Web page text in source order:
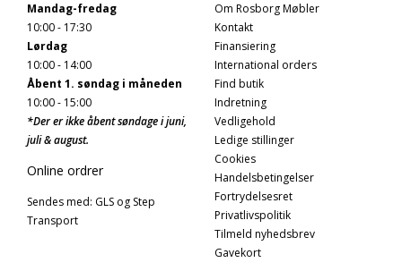
Mandag-fredag
10:00 - 17:30
Lørdag
10:00 - 14:00
Åbent 1. søndag i måneden
10:00 - 15:00
*Der er ikke åbent søndage i juni,
juli & august.
Online ordrer
Sendes med: GLS og Step
Transport
Om Rosborg Møbler
Kontakt
Finansiering
International orders
Find butik
Indretning
Vedligehold
Ledige stillinger
Cookies
Handelsbetingelser
Fortrydelsesret
Privatlivspolitik
Tilmeld nyhedsbrev
Gavekort